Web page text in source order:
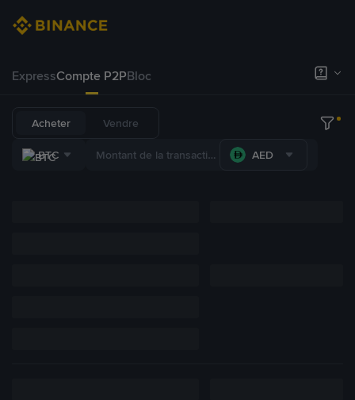
ExpressCompte P2PBloc
Acheter Vendre
BTC AED